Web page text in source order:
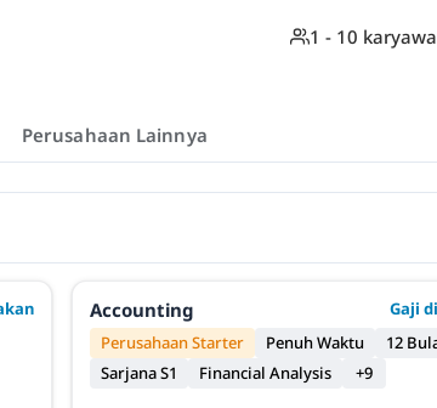
1 - 10
Perusahaan Lainnya
Accounting
Gaji
Perusahaan Starter
Penuh Waktu
12
Sarjana S1
Financial Analysis +9